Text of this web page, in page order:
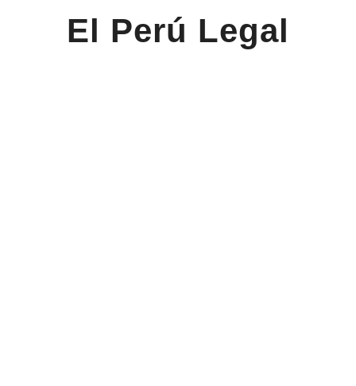
El Perú Legal